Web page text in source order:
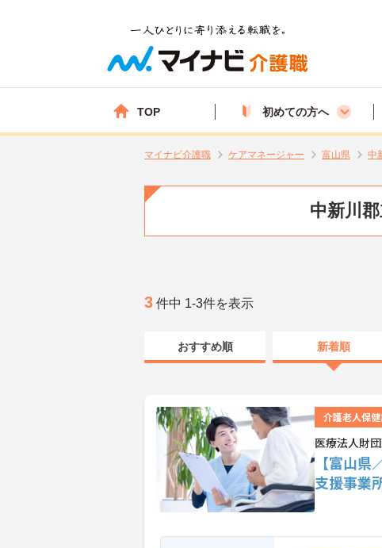
TOP 初めての方へ
マイナビ介護職 ケアマネージャー 富山県 中
中新川
3 件中 1-3件を表示
おすすめ順 新着順
介護老人保健
医療法人財
【富山
支援事業